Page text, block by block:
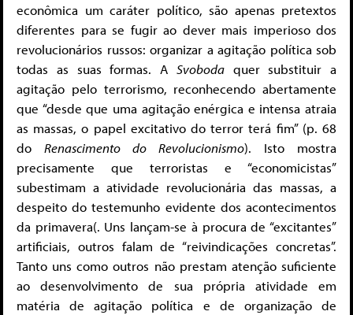
econômica um caráter político, são apenas pretextos
diferentes para se fugir ao dever mais imperioso dos
revolucionários russos: organizar a agitação política sob
todas as suas formas. A Svobodaquer substituir a
agitação pelo terrorismo, reconhecendo abertamente
que “desde que uma agitação enérgica e intensa atraia
as massas, o papel excitativo do terror terá fim” (p. 68
do Renascimento do Revolucionismo). Isto mostra
precisamente que terroristas e “economicistas”
subestimam a atividade revolucionária das massas, a
despeito do testemunho evidente dos acontecimentos
da primavera(. Uns lançam-se à procura de “excitantes”
artificiais, outros falam de “reivindicações concretas”.
Tanto uns como outros não prestam atenção suficiente
ao desenvolvimento de sua própria atividade em
matéria de agitação política e de organização de